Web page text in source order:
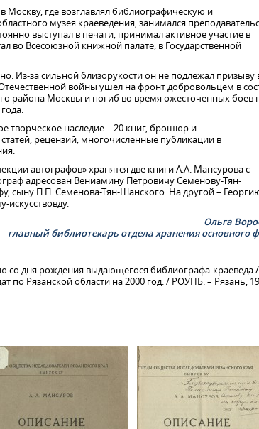
Москву, где возглавлял библиографическую и
музея краеведения, занимался
выступал в печати, принимал активное участие в
во Всесоюзной книжной палате, в Государственной
Из-за сильной близорукости он не подлежал призыву
войны ушел на фронт добровольцем в
района Москвы и погиб во время ожесточенных боев
творческое наследие – 20 книг, брошюр и
рецензий, многочисленные публикации в
автографов» хранятся две книги А.А. Мансурова с
адресован Вениамину Петровичу Семенову-Тян-
сыну П.П. Семенова-Тян-Шанского. На другой –
искусствовду.
Ольга
главный библиотекарь отдела хранения основного
со дня рождения выдающегося библиографа-краеведа
по Рязанской области на 2000 год. / РОУНБ. – Рязань,